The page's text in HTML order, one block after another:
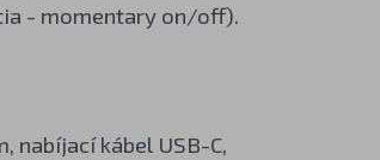
- momentary on/off).
nabíjací kábel USB-C,